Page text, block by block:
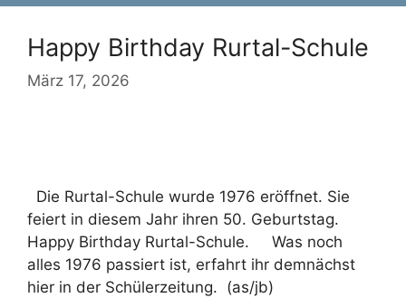
Happy Birthday Rurtal-Schule
März 17, 2026
Die Rurtal-Schule wurde 1976 eröffnet. Sie
feiert in diesem Jahr ihren 50. Geburtstag.
Happy Birthday Rurtal-Schule. Was noch
alles 1976 passiert ist, erfahrt ihr demnächst
hier in der Schülerzeitung. (as/jb)